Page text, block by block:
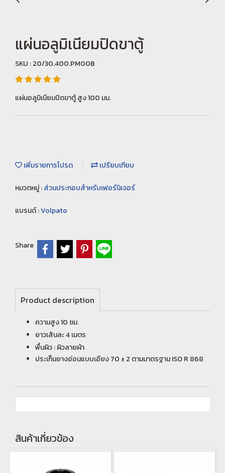
แผ่นอลูมิเนียมปิดขาตู้
SKU : 20/30.400.PM00B
แผ่นอลูมิเนียมปิดขาตู้ สูง 100 มม.
เพิ่มรายการโปรด เปรียบเทียบ
หมวดหมู่ :ส่วนประกอบสำหรับเฟอร์นิเจอร์
แบรนด์ :Volpato
Share
Product description
ความสูง 10 ซม.
ยาวเส้นละ 4 เมตร
พื้นผิว : ผิวลายผ้า
ประเก็นยางอ่อนแบบเอียง 70 ± 2 ตามมาตรฐาน ISO R 868
สินค้าเกี่ยวข้อง